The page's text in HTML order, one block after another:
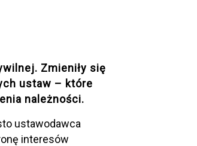
Zmieniły się
ustaw – które
należności.
ustawodawca
interesów